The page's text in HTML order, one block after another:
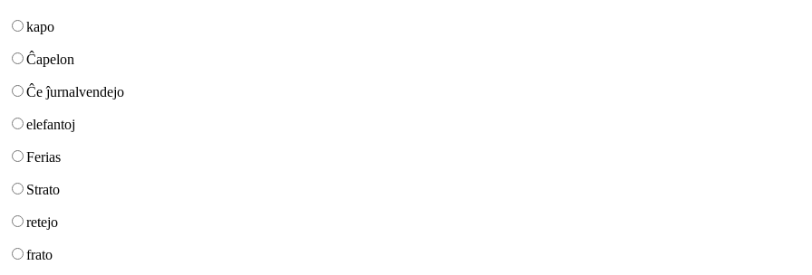
kapo
Ĉapelon
Ĉe ĵurnalvendejo
elefantoj
Ferias
Strato
retejo
frato